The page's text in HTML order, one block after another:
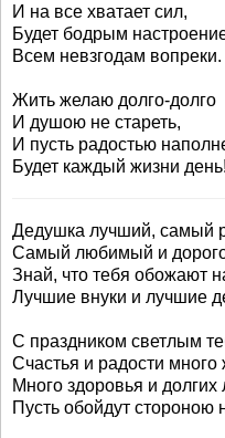
И на все хватает сил,
Будет бодрым
Всем невзгодам вопреки.
Жить желаю долго-долго
И душою не стареть,
И пусть радостью
Будет каждый жизни день!
Дедушка лучший, самый
Самый любимый и
Знай, что тебя обожают
Лучшие внуки и лучшие
С праздником светлым
Счастья и радости много
Много здоровья и долгих
Пусть обойдут стороною